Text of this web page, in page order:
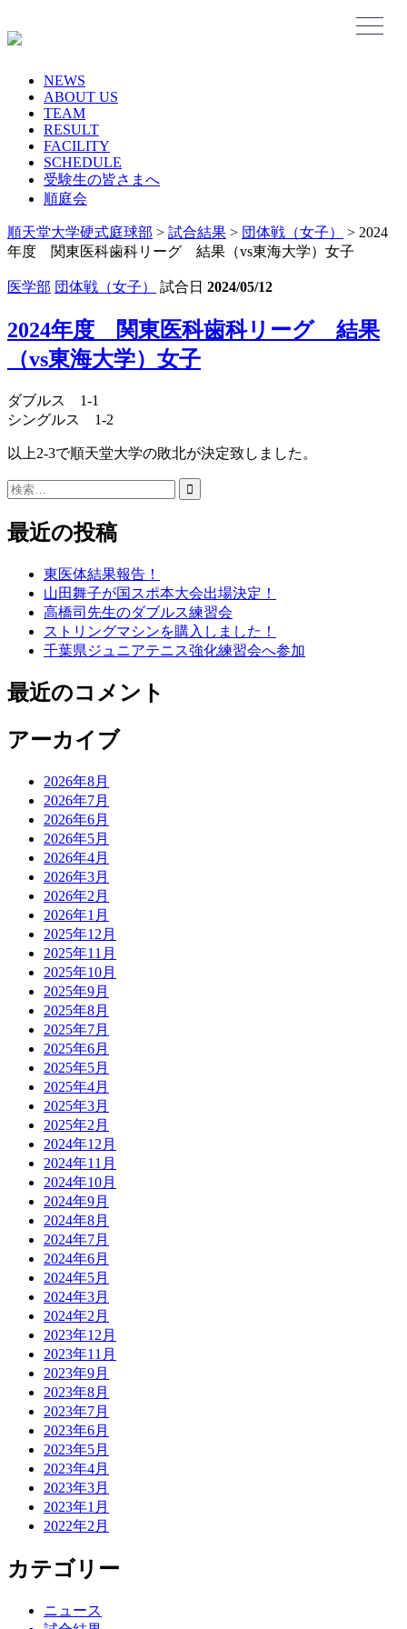
to
NEWS
ABOUT US
TEAM
RESULT
FACILITY
SCHEDULE
受験生の皆さまへ
順庭会
順天堂大学硬式庭球部 > 試合結果 > 団体戦（女子） > 2024
年度 関東医科歯科リーグ 結果（vs東海大学）女子
医学部 団体戦（女子） 試合日 2024/05/12
2024年度 関東医科歯科リーグ 結果
（vs東海大学）女子
ダブルス 1-1
シングルス 1-2
以上2-3で順天堂大学の敗北が決定致しました。
検
最近の投稿
東医体結果報告！
山田舞子が国スポ本大会出場決定！
高橋司先生のダブルス練習会
ストリングマシンを購入しました！
千葉県ジュニアテニス強化練習会へ参加
最近のコメント
アーカイブ
2026年8月
2026年7月
2026年6月
2026年5月
2026年4月
2026年3月
2026年2月
2026年1月
2025年12月
2025年11月
2025年10月
2025年9月
2025年8月
2025年7月
2025年6月
2025年5月
2025年4月
2025年3月
2025年2月
2024年12月
2024年11月
2024年10月
2024年9月
2024年8月
2024年7月
2024年6月
2024年5月
2024年3月
2024年2月
2023年12月
2023年11月
2023年9月
2023年8月
2023年7月
2023年6月
2023年5月
2023年4月
2023年3月
2023年1月
2022年2月
カテゴリー
ニュース